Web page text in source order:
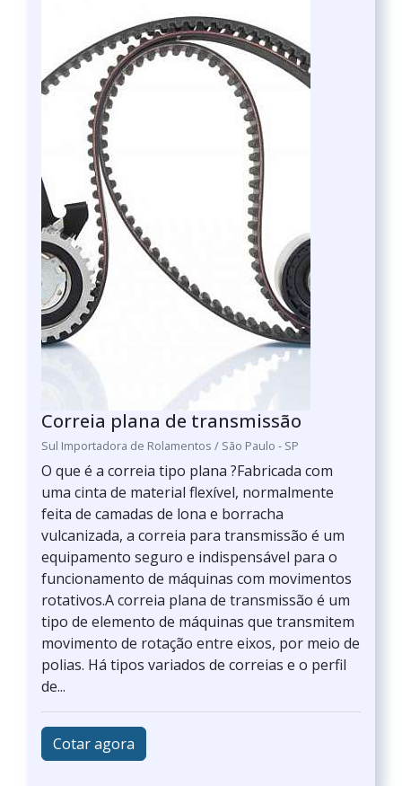
Correia plana de transmissão
Sul Importadora de Rolamentos / São Paulo - SP
O que é a correia tipo plana ?Fabricada com
uma cinta de material flexível, normalmente
feita de camadas de lona e borracha
vulcanizada, a correia para transmissão é um
equipamento seguro e indispensável para o
funcionamento de máquinas com movimentos
rotativos.A correia plana de transmissão é um
tipo de elemento de máquinas que transmitem
movimento de rotação entre eixos, por meio de
polias. Há tipos variados de correias e o perfil
de...
Cotar agora